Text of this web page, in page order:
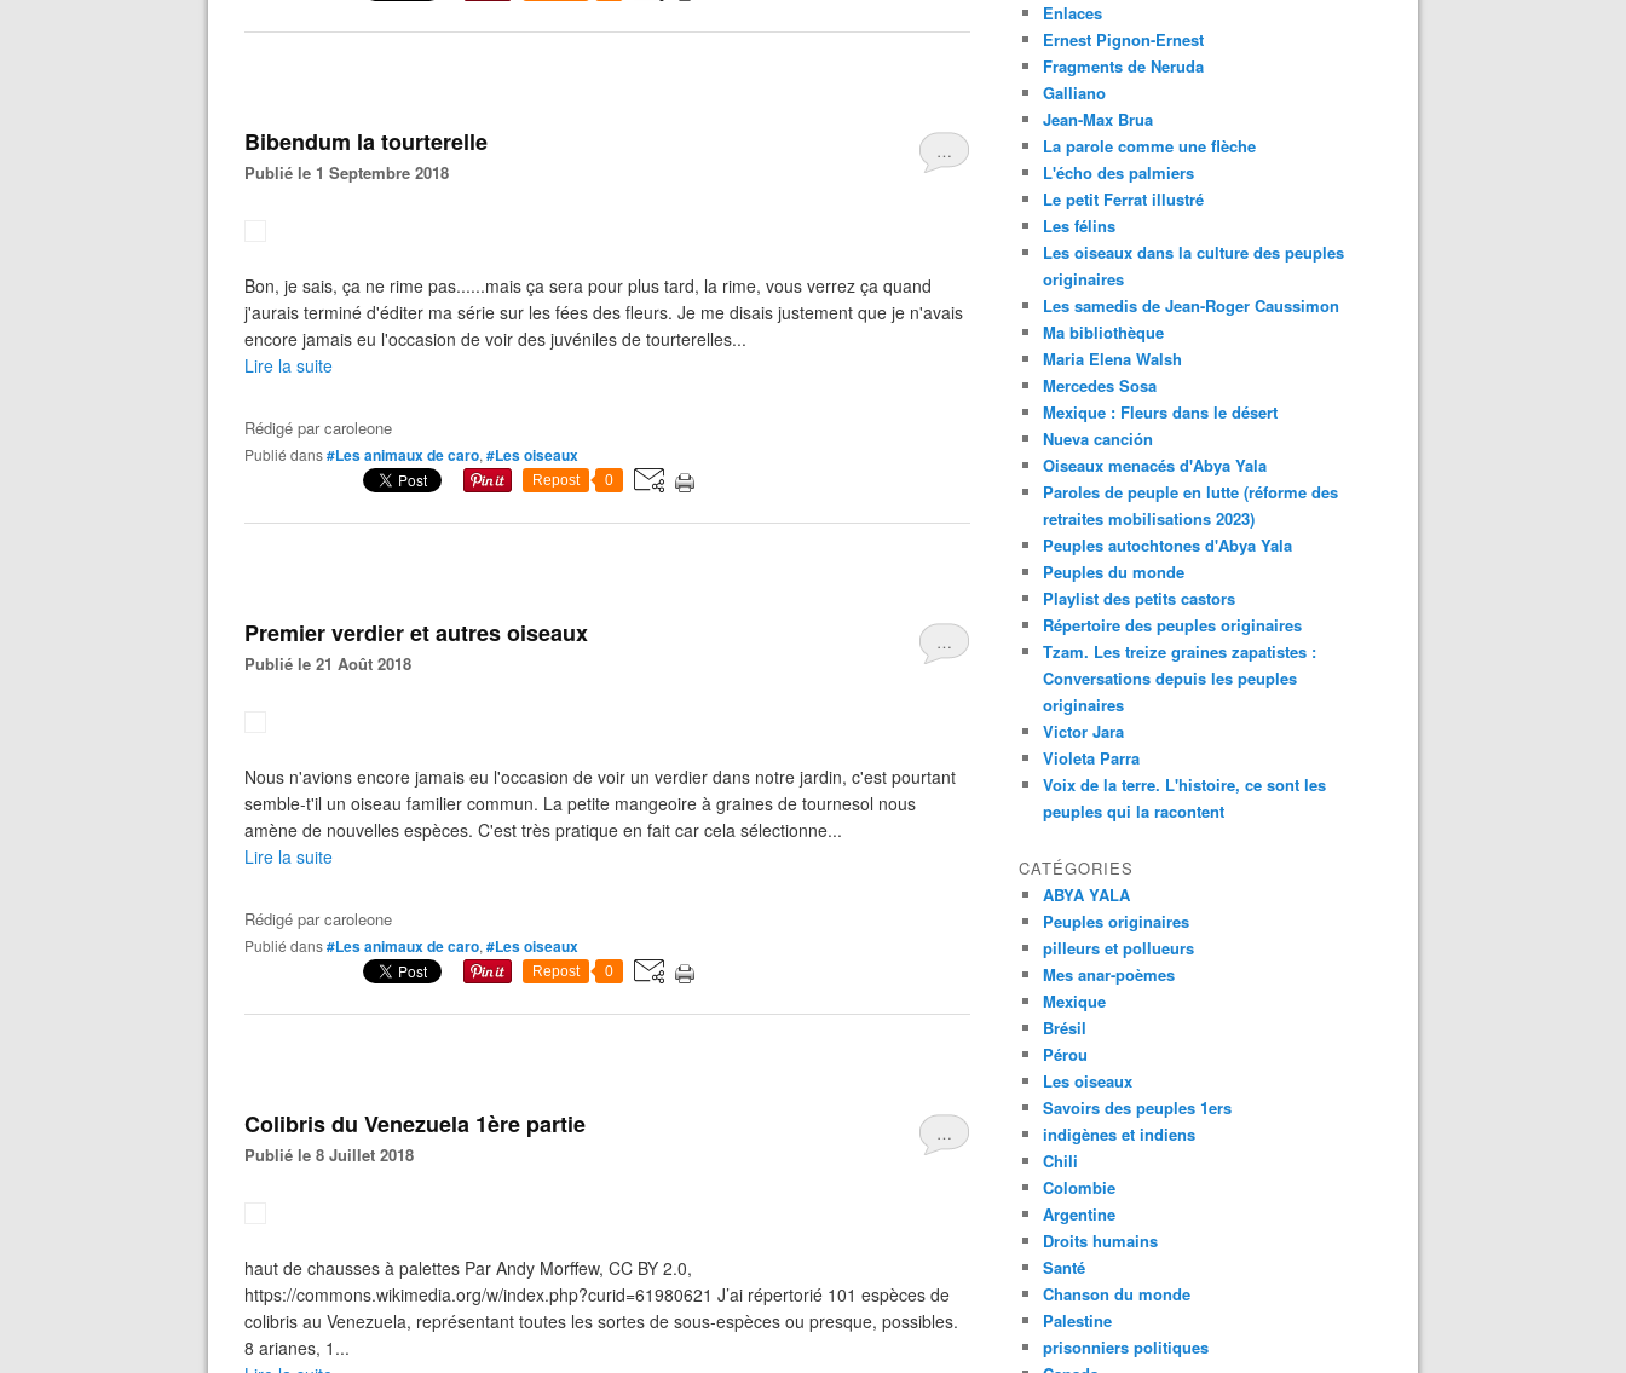
…
Bibendum la tourterelle
Publié le 1 Septembre 2018
Bon, je sais, ça ne rime pas......mais ça sera pour plus tard, la rime, vous verrez ça quand
j'aurais terminé d'éditer ma série sur les fées des fleurs. Je me disais justement que je n'avais
encore jamais eu l'occasion de voir des juvéniles de tourterelles...
Lire la suite
Rédigé parcaroleone
Publié dans#Les animaux de caro, #Les oiseaux
Repost 0
…
Premier verdier et autres oiseaux
Publié le 21 Août 2018
Nous n'avions encore jamais eu l'occasion de voir un verdier dans notre jardin, c'est pourtant
semble-t'il un oiseau familier commun. La petite mangeoire à graines de tournesol nous
amène de nouvelles espèces. C'est très pratique en fait car cela sélectionne...
Lire la suite
Rédigé parcaroleone
Publié dans#Les animaux de caro, #Les oiseaux
Repost 0
…
Colibris du Venezuela 1ère partie
Publié le 8 Juillet 2018
haut de chausses à palettes Par Andy Morffew, CC BY 2.0,
https://commons.wikimedia.org/w/index.php?curid=61980621 J’ai répertorié 101 espèces de
colibris au Venezuela, représentant toutes les sortes de sous-espèces ou presque, possibles.
8 arianes, 1...
Enlaces
Ernest Pignon-Ernest
Fragments de Neruda
Galliano
Jean-Max Brua
La parole comme une flèche
L'écho des palmiers
Le petit Ferrat illustré
Les félins
Les oiseaux dans la culture des peuples
originaires
Les samedis de Jean-Roger Caussimon
Ma bibliothèque
Maria Elena Walsh
Mercedes Sosa
Mexique : Fleurs dans le désert
Nueva canción
Oiseaux menacés d'Abya Yala
Paroles de peuple en lutte (réforme des
retraites mobilisations 2023)
Peuples autochtones d'Abya Yala
Peuples du monde
Playlist des petits castors
Répertoire des peuples originaires
Tzam. Les treize graines zapatistes :
Conversations depuis les peuples
originaires
Victor Jara
Violeta Parra
Voix de la terre. L'histoire, ce sont les
peuples qui la racontent
CATÉGORIES
ABYA YALA
Peuples originaires
pilleurs et pollueurs
Mes anar-poèmes
Mexique
Brésil
Pérou
Les oiseaux
Savoirs des peuples 1ers
indigènes et indiens
Chili
Colombie
Argentine
Droits humains
Santé
Chanson du monde
Palestine
prisonniers politiques